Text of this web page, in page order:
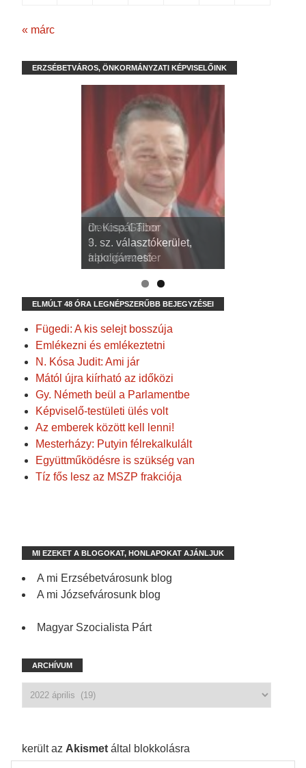
« márc
ERZSÉBETVÁROS, ÖNKORMÁNYZATI KÉPVISELŐINK
dr. Kispál Tibor
3. sz. választókerület,
alpolgármester
Devosa Gábor
9. sz. választókerület,
frakcióvezető
ELMÚLT 48 ÓRA LEGNÉPSZERŰBB BEJEGYZÉSEI
Fügedi: A kis selejt bosszúja
Emlékezni és emlékeztetni
N. Kósa Judit: Ami jár
Mától újra kiírható az időközi
Gy. Németh beül a Parlamentbe
Képviselő-testületi ülés volt
Az emberek között kell lenni!
Mesterházy: Putyin félrekalkulált
Együttműködésre is szükség van
Tíz fős lesz az MSZP frakciója
MI EZEKET A BLOGOKAT, HONLAPOKAT AJÁNLJUK
A mi Erzsébetvárosunk blog
A mi Józsefvárosunk blog
Magyar Szocialista Párt
ARCHÍVUM
került az Akismet által blokkolásra